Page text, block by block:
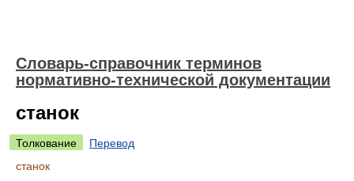
Словарь-справочник терминов
нормативно-технической документации
станок
Толкование
Перевод
станок